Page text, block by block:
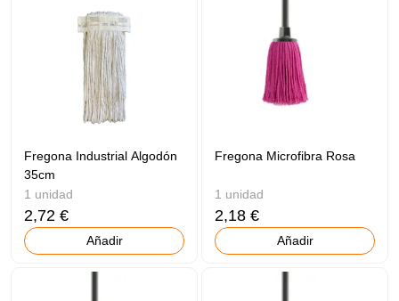
Fregona Industrial Algodón
35cm
1 unidad
2,72 €
Añadir
Fregona Microfibra Rosa
1 unidad
2,18 €
Añadir